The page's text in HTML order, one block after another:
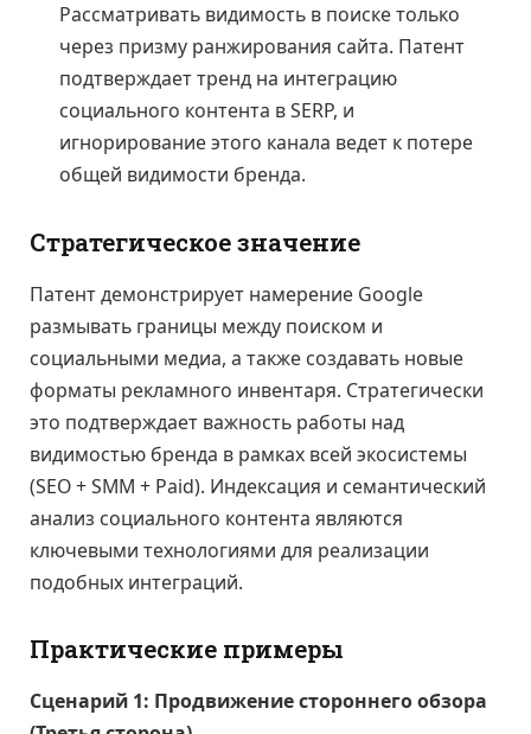
Рассматривать видимость в поиске только
через призму ранжирования сайта. Патент
подтверждает тренд на интеграцию
социального контента в SERP, и
игнорирование этого канала ведет к потере
общей видимости бренда.
Стратегическое значение
Патент демонстрирует намерение Google
размывать границы между поиском и
социальными медиа, а также создавать новые
форматы рекламного инвентаря. Стратегически
это подтверждает важность работы над
видимостью бренда в рамках всей экосистемы
(SEO + SMM + Paid). Индексация и семантический
анализ социального контента являются
ключевыми технологиями для реализации
подобных интеграций.
Практические примеры
Сценарий 1: Продвижение стороннего обзора